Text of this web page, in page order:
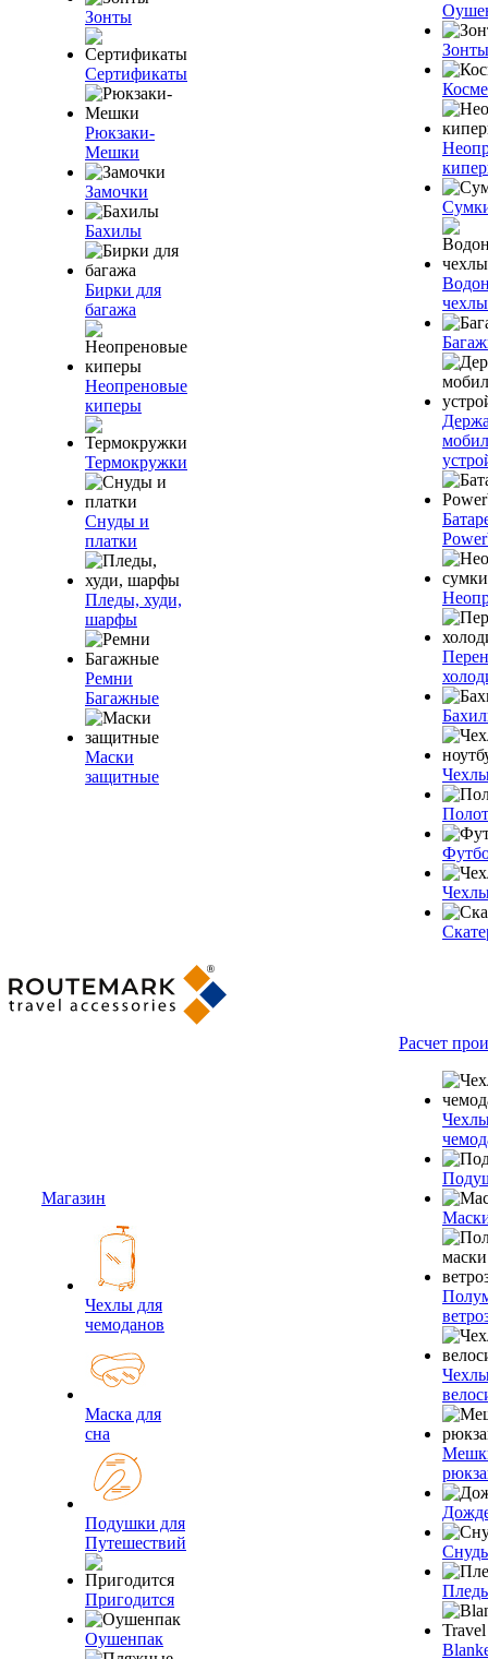
Зонты
Сертификаты
Рюкзаки-
Мешки
Замочки
Бахилы
Бирки для
багажа
Неопреновые
киперы
Термокружки
Снуды и
платки
Пледы, худи,
шарфы
Ремни
Багажные
Маски
защитные
Зонты
Магазин
Чехлы для
чемоданов
Маска для
сна
Подушки для
Путешествий
Пригодится
Оушенпак
Расчет